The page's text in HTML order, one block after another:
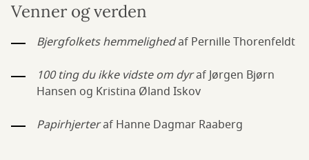
Venner og verden
Bjergfolkets hemmelighedaf Pernille Thorenfeldt
100 ting du ikke vidste om dyraf Jørgen Bjørn
Hansen og Kristina Øland Iskov
Papirhjerteraf Hanne Dagmar Raaberg